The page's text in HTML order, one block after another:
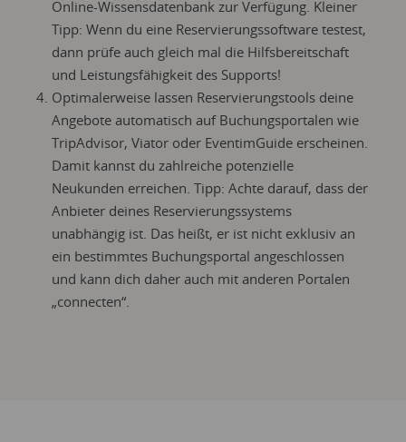
Online-Wissensdatenbank zur Verfügung. Kleiner
Tipp: Wenn du eine Reservierungssoftware testest,
dann prüfe auch gleich mal die Hilfsbereitschaft
und Leistungsfähigkeit des Supports!
Optimalerweise lassen Reservierungstools deine
Angebote automatisch auf Buchungsportalen wie
TripAdvisor, Viator oder EventimGuide erscheinen.
Damit kannst du zahlreiche potenzielle
Neukunden erreichen. Tipp: Achte darauf, dass der
Anbieter deines Reservierungssystems
unabhängig ist. Das heißt, er ist nicht exklusiv an
ein bestimmtes Buchungsportal angeschlossen
und kann dich daher auch mit anderen Portalen
„connecten“.